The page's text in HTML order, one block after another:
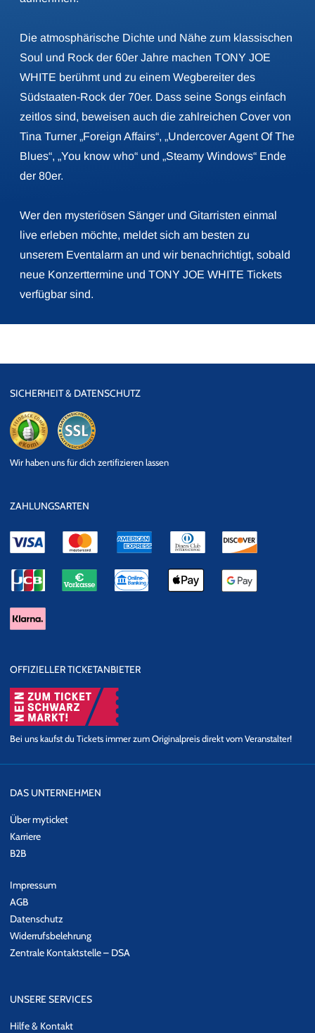
Die atmosphärische Dichte und Nähe zum klassischen
Soul und Rock der 60er Jahre machen TONY JOE
WHITE berühmt und zu einem Wegbereiter des
Südstaaten-Rock der 70er. Dass seine Songs einfach
zeitlos sind, beweisen auch die zahlreichen Cover von
Tina Turner „Foreign Affairs“, „Undercover Agent Of The
Blues“, „You know who“ und „Steamy Windows“ Ende
der 80er.
Wer den mysteriösen Sänger und Gitarristen einmal
live erleben möchte, meldet sich am besten zu
unserem Eventalarm an und wir benachrichtigt, sobald
neue Konzerttermine und TONY JOE WHITE Tickets
verfügbar sind.
SICHERHEIT & DATENSCHUTZ
Datensicherheit
Wir haben uns für dich zertifizieren lassen
ZAHLUNGSARTEN
OFFIZIELLER TICKETANBIETER
Bei uns kaufst du Tickets immer zum Originalpreis direkt vom Veranstalter!
DAS UNTERNEHMEN
Über myticket
Karriere
B2B
Impressum
AGB
Datenschutz
Widerrufsbelehrung
Zentrale Kontaktstelle – DSA
UNSERE SERVICES
Hilfe & Kontakt